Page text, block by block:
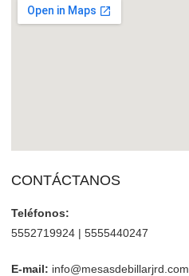
CONTÁCTANOS
Teléfonos:
5552719924 | 5555440247
E-mail: info@mesasdebillarjrd.com